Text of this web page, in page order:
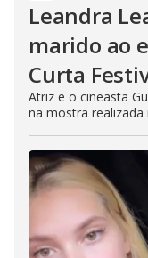
Leandra
marido ao
Curta
Atriz e o cineasta
na mostra realizada